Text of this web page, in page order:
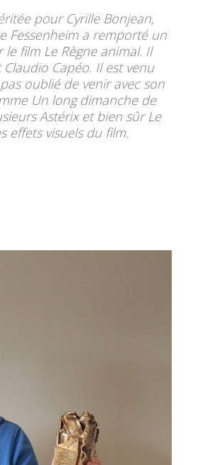
pour Cyrille Bonjean,
Fessenheim a remporté un
film Le Règne animal. Il
Capéo. Il est venu
oublié de venir avec son
Un long dimanche de
Astérix et bien sûr Le
effets visuels du film.